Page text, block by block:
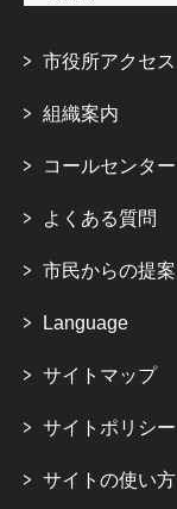
市役所アクセ
組織案内
コールセンタ
よくある質問
市民からの提案
Language
サイトマップ
サイトポリシー
サイトの使い方